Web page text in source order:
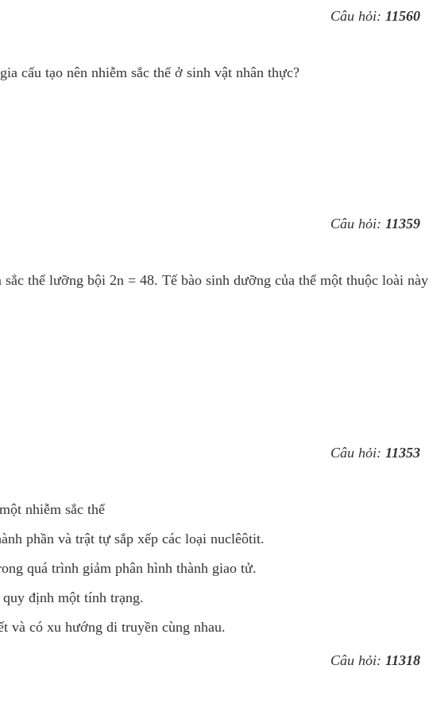
Câu hỏi: 11560
cấu tạo nên nhiễm sắc thể ở sinh vật nhân thực?
Câu hỏi: 11359
lưỡng bội 2n = 48. Tế bào sinh dưỡng của thể một thuộc loài này
Câu hỏi: 11353
nhiễm sắc thể
phần và trật tự sắp xếp các loại nuclêôtit.
quá trình giảm phân hình thành giao tử.
định một tính trạng.
và có xu hướng di truyền cùng nhau.
Câu hỏi: 11318